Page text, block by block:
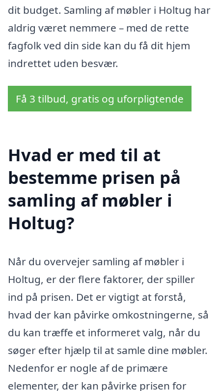
dit budget. Samling af møbler i Holtug har
aldrig været nemmere – med de rette
fagfolk ved din side kan du få dit hjem
indrettet uden besvær.
Få 3 tilbud, gratis og uforpligtende
Hvad er med til at
bestemme prisen på
samling af møbler i
Holtug?
Når du overvejer samling af møbler i
Holtug, er der flere faktorer, der spiller
ind på prisen. Det er vigtigt at forstå,
hvad der kan påvirke omkostningerne, så
du kan træffe et informeret valg, når du
søger efter hjælp til at samle dine møbler.
Nedenfor er nogle af de primære
elementer, der kan påvirke prisen for